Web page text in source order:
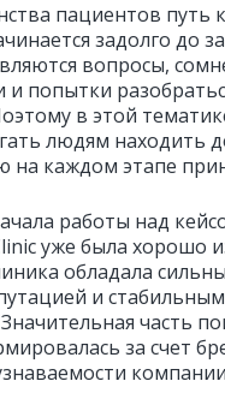
пациентов путь
задолго до
вопросы,
попытки
в этой
людям находить
каждом этапе
работы над
уже была хорошо
обладала
и
часть
за счет